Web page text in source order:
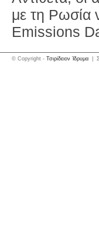
με τη Ρωσία
Emissions
© Copyright - Τσιρίδειον Ίδρυμα |